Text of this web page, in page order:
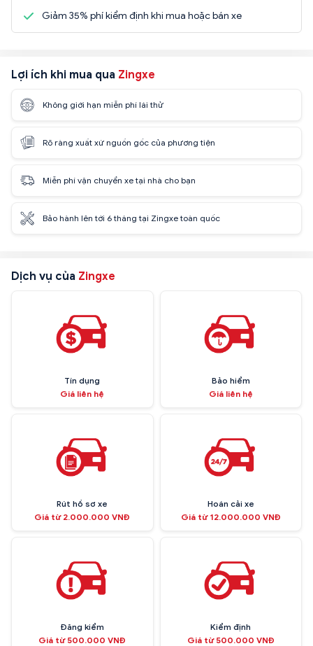
Giảm 35% phí kiểm định khi mua hoặc bán xe
Lợi ích khi mua qua Zingxe
Không giới hạn miễn phí lái thử
Rõ ràng xuất xứ nguồn gốc của phương tiện
Miễn phí vận chuyển xe tại nhà cho bạn
Bảo hành lên tới 6 tháng tại Zingxe toàn quốc
Dịch vụ của Zingxe
Tín dụng
Giá liên hệ
Bảo hiểm
Giá liên hệ
Rút hồ sơ xe
Giá từ 2.000.000 VNĐ
Hoán cải xe
Giá từ 12.000.000 VNĐ
Đăng kiểm
Giá từ 500.000 VNĐ
Kiểm định
Giá từ 500.000 VNĐ